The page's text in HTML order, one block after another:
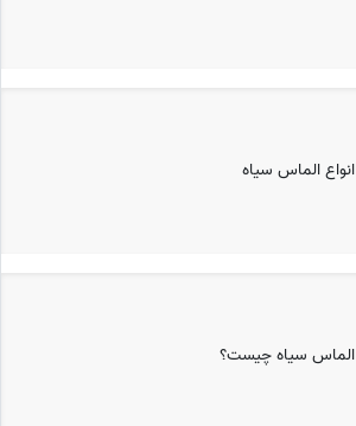
انواع الماس سیاه
الماس سیاه چیست؟